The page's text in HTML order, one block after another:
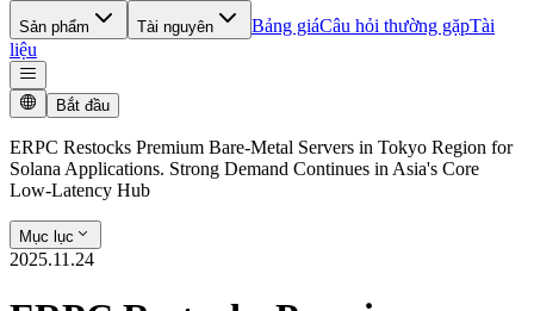
Sản phẩm Tài nguyên Bảng giáCâu hỏi thường gặpTài
liệu
Bắt đầu
ERPC Restocks Premium Bare-Metal Servers in Tokyo Region for
Solana Applications. Strong Demand Continues in Asia's Core
Low-Latency Hub
Mục lục
2025.11.24